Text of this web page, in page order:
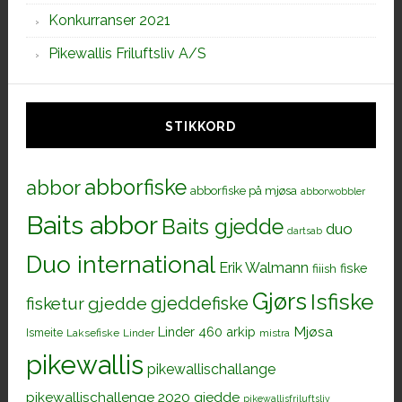
Konkurranser 2021
Pikewallis Friluftsliv A/S
STIKKORD
abborabborfiske abborfiske på mjøsa abborwobbler
Baits abbor Baits gjedde dartsab duo
Duo international Erik Walmann fiiish fiske
fisketurgjedde gjeddefiske Gjørs Isfiske
Ismeite Laksefiske Linder Linder 460 arkip mistra Mjøsa
pikewallis pikewallischallange
pikewallischallenge 2020 gjedde pikewallisfriluftsliv